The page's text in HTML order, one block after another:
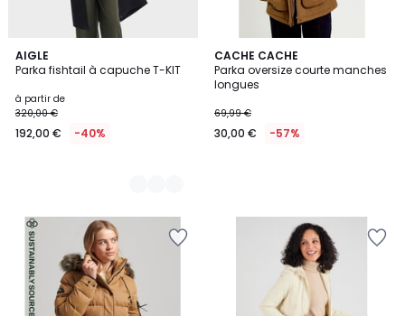
AIGLE
Parka fishtail à capuche T-KIT
à partir de
320,00 €
192,00 € -40%
4
Couleurs
CACHE CACHE
Parka oversize courte manches
longues
69,99 €
30,00 € -57%